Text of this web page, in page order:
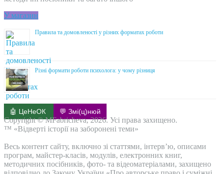
У магазин
Правила та домовленості у різних форматах роботи
Різні формати роботи психолога: у чому різниця
🤖 ЦеНеОК 💬 Змі(ц)нюй
Copyright © MFabricheva, 2026. Усі права захищено.
™ «Відверті історії на заборонені теми»
Весь контент сайту, включно зі статтями, інтерв’ю, описами
програм, майстер-класів, модулів, електронних книг,
методичних посібників, фото- та відеоматеріалами, захищено